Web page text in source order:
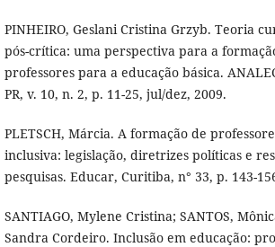
PINHEIRO, Geslani Cristina Grzyb. Teoria
pós-crítica: uma perspectiva para a
professores para a educação básica.
PR, v. 10, n. 2, p. 11-25, jul/dez, 2009.
PLETSCH, Márcia. A formação de
inclusiva: legislação, diretrizes políticas e
pesquisas. Educar, Curitiba, n° 33, p. 143-
SANTIAGO, Mylene Cristina; SANTOS,
Sandra Cordeiro. Inclusão em educação: